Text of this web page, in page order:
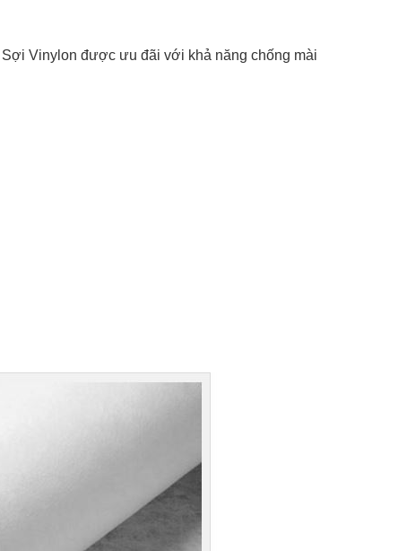
Vinylon được ưu đãi với khả năng chống mài